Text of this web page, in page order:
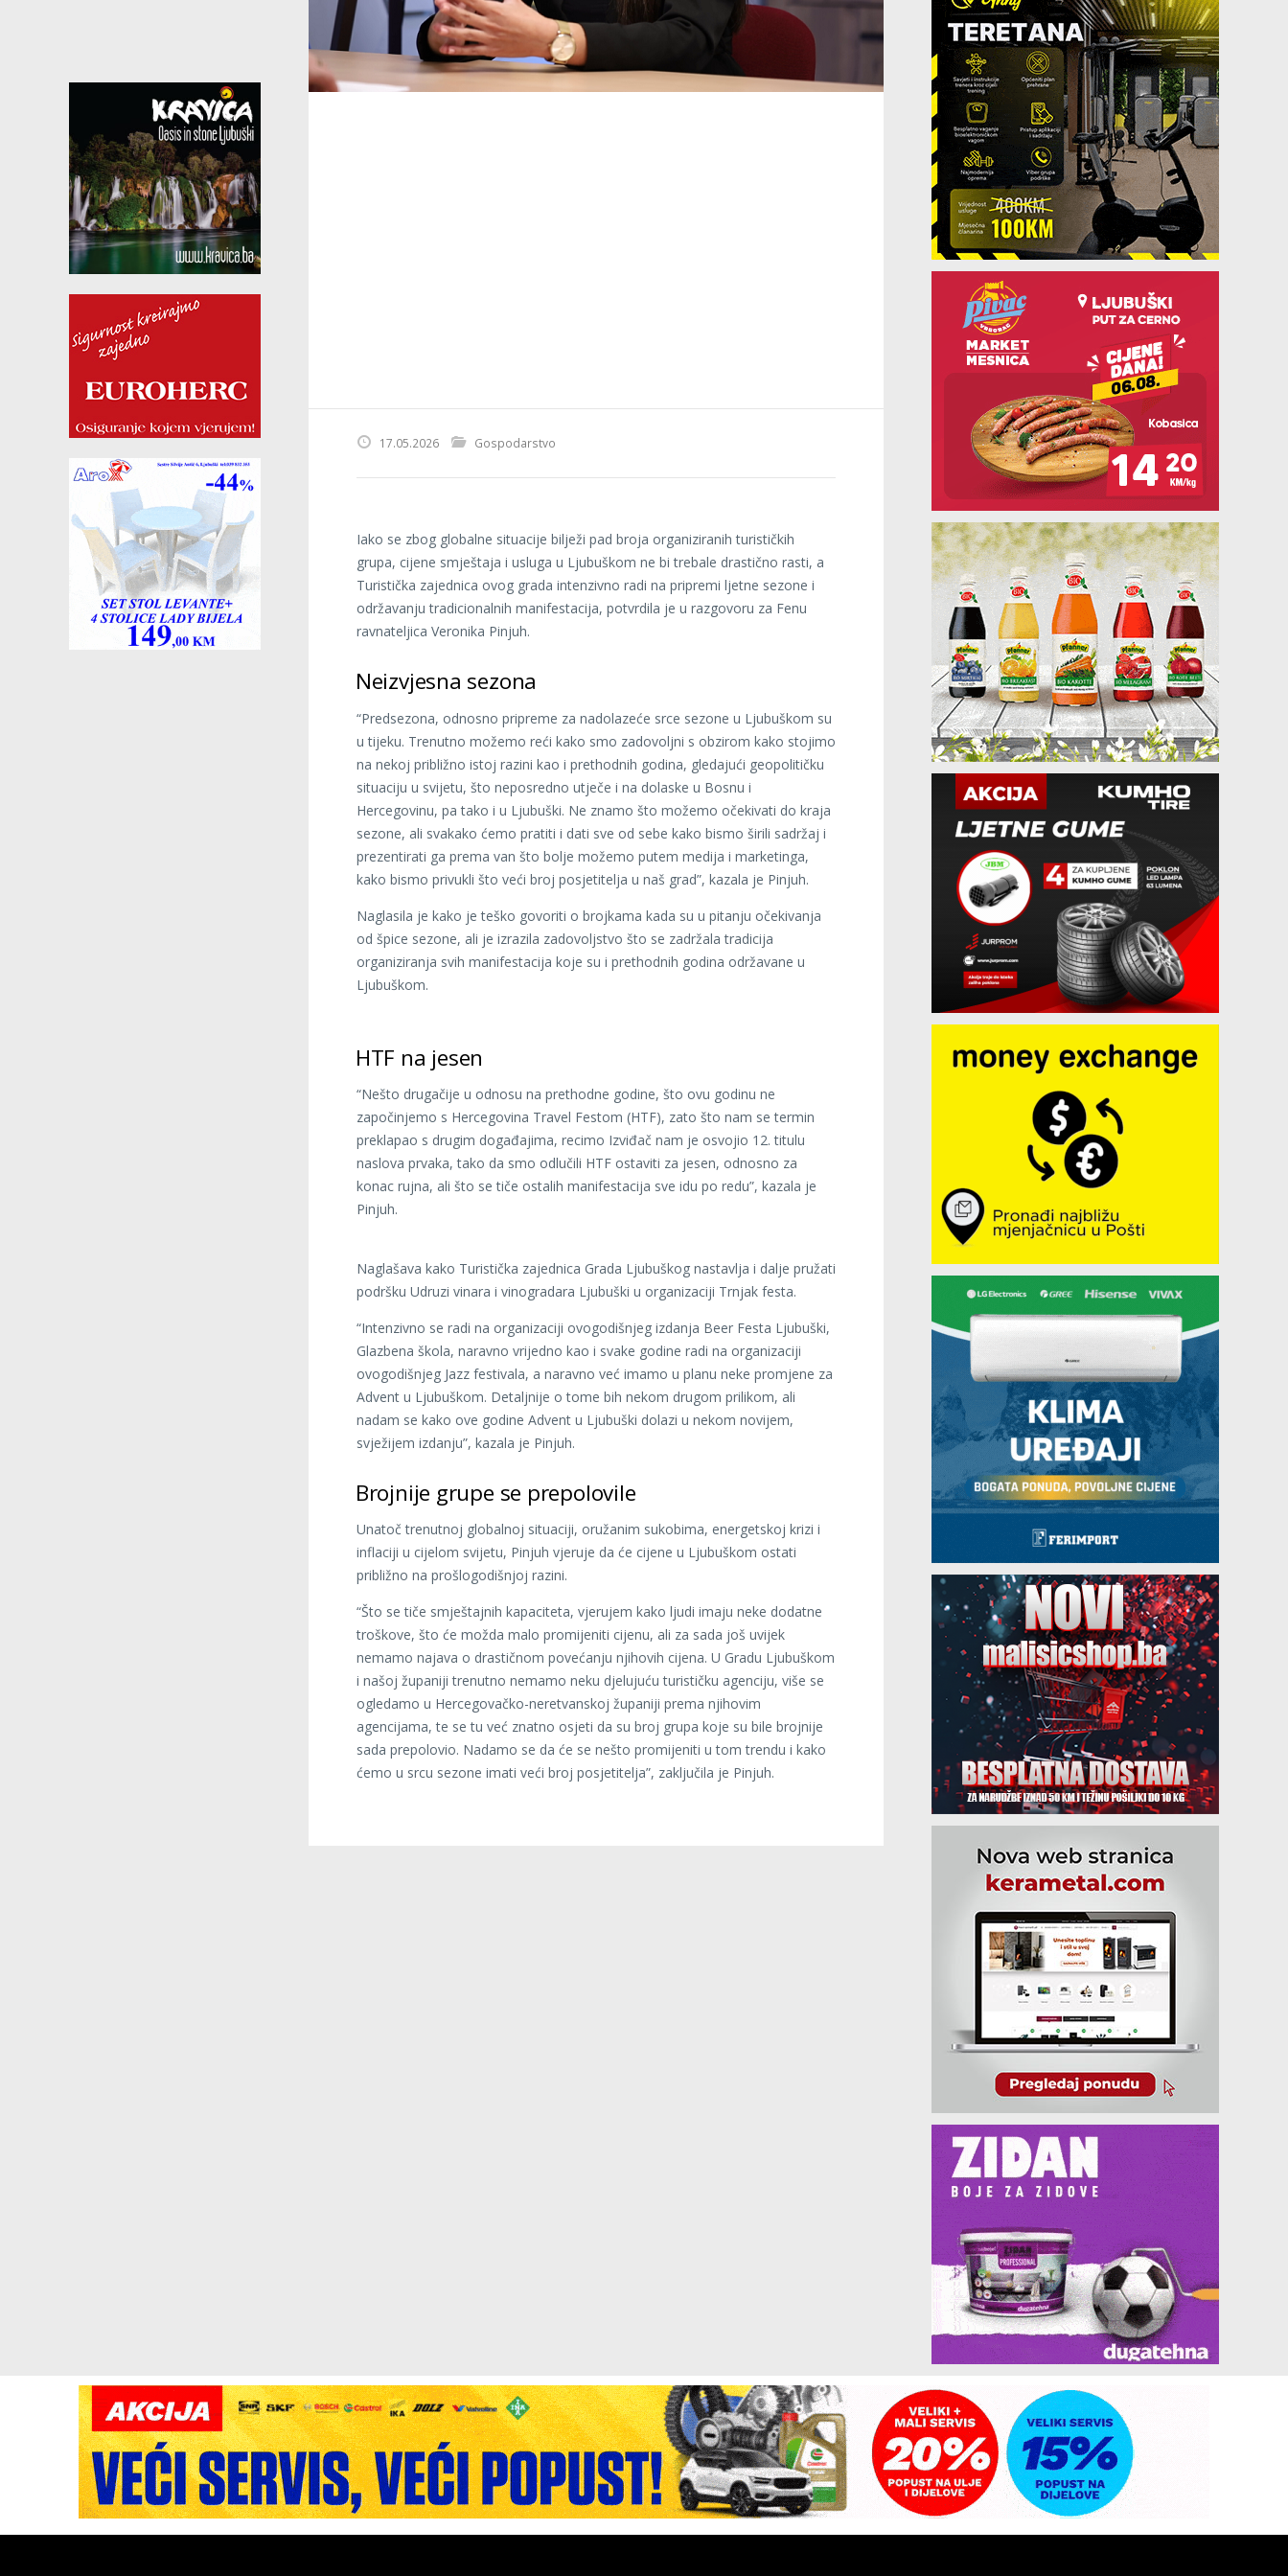
17.05.2026 Gospodarstvo
Iako se zbog globalne situacije bilježi pad broja organiziranih turističkih
grupa, cijene smještaja i usluga u Ljubuškom ne bi trebale drastično rasti, a
Turistička zajednica ovog grada intenzivno radi na pripremi ljetne sezone i
održavanju tradicionalnih manifestacija, potvrdila je u razgovoru za Fenu
ravnateljica Veronika Pinjuh.
Neizvjesna sezona
“Predsezona, odnosno pripreme za nadolazeće srce sezone u Ljubuškom su
u tijeku. Trenutno možemo reći kako smo zadovoljni s obzirom kako stojimo
na nekoj približno istoj razini kao i prethodnih godina, gledajući geopolitičku
situaciju u svijetu, što neposredno utječe i na dolaske u Bosnu i
Hercegovinu, pa tako i u Ljubuški. Ne znamo što možemo očekivati do kraja
sezone, ali svakako ćemo pratiti i dati sve od sebe kako bismo širili sadržaj i
prezentirati ga prema van što bolje možemo putem medija i marketinga,
kako bismo privukli što veći broj posjetitelja u naš grad”, kazala je Pinjuh.
Naglasila je kako je teško govoriti o brojkama kada su u pitanju očekivanja
od špice sezone, ali je izrazila zadovoljstvo što se zadržala tradicija
organiziranja svih manifestacija koje su i prethodnih godina održavane u
Ljubuškom.
HTF na jesen
“Nešto drugačije u odnosu na prethodne godine, što ovu godinu ne
započinjemo s Hercegovina Travel Festom (HTF), zato što nam se termin
preklapao s drugim događajima, recimo Izviđač nam je osvojio 12. titulu
naslova prvaka, tako da smo odlučili HTF ostaviti za jesen, odnosno za
konac rujna, ali što se tiče ostalih manifestacija sve idu po redu”, kazala je
Pinjuh.
Naglašava kako Turistička zajednica Grada Ljubuškog nastavlja i dalje pružati
podršku Udruzi vinara i vinogradara Ljubuški u organizaciji Trnjak festa.
“Intenzivno se radi na organizaciji ovogodišnjeg izdanja Beer Festa Ljubuški,
Glazbena škola, naravno vrijedno kao i svake godine radi na organizaciji
ovogodišnjeg Jazz festivala, a naravno već imamo u planu neke promjene za
Advent u Ljubuškom. Detaljnije o tome bih nekom drugom prilikom, ali
nadam se kako ove godine Advent u Ljubuški dolazi u nekom novijem,
svježijem izdanju”, kazala je Pinjuh.
Brojnije grupe se prepolovile
Unatoč trenutnoj globalnoj situaciji, oružanim sukobima, energetskoj krizi i
inflaciji u cijelom svijetu, Pinjuh vjeruje da će cijene u Ljubuškom ostati
približno na prošlogodišnjoj razini.
“Što se tiče smještajnih kapaciteta, vjerujem kako ljudi imaju neke dodatne
troškove, što će možda malo promijeniti cijenu, ali za sada još uvijek
nemamo najava o drastičnom povećanju njihovih cijena. U Gradu Ljubuškom
i našoj županiji trenutno nemamo neku djelujuću turističku agenciju, više se
ogledamo u Hercegovačko-neretvanskoj županiji prema njihovim
agencijama, te se tu već znatno osjeti da su broj grupa koje su bile brojnije
sada prepolovio. Nadamo se da će se nešto promijeniti u tom trendu i kako
ćemo u srcu sezone imati veći broj posjetitelja”, zaključila je Pinjuh.